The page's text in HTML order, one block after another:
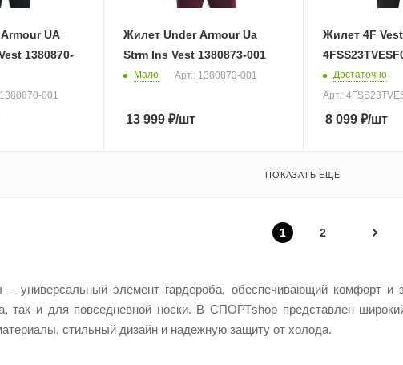
UA
1380870-
001
Жилет Under Armour Ua
Strm Ins Vest 1380873-001
Мало Арт.: 1380873-001
13 999 ₽/шт
Жилет 4F
Достаточно
Арт.:
8 099₽/шт
ПОКАЗАТЬ ЕЩЕ
1 2
универсальный элемент гардероба, обеспечивающий комфорт
так и для повседневной носки. В СПОРТshop представлен
стильный дизайн и надежную защиту от холода.